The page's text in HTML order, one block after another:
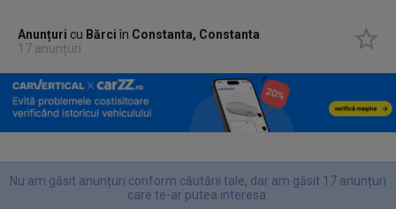
Anunțuri cu Bărciîn Constanta, Constanta
17 anunțuri
Nu am găsit anunțuri conform căutării tale, dar am găsit 17 anunțuri
care te-ar putea interesa.